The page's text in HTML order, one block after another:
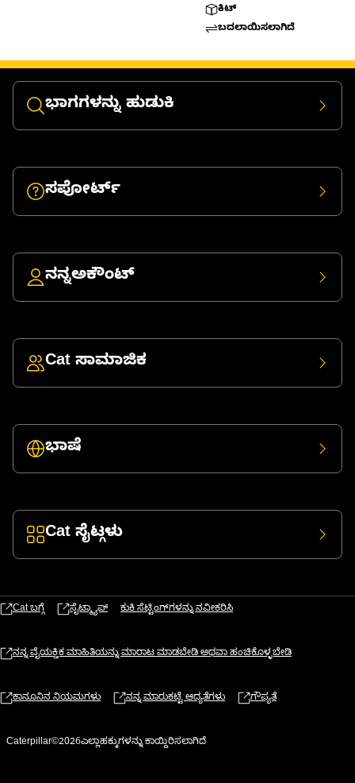
ಕಿಟ್
ಬದಲಾಯಿಸಲಾಗಿದೆ
ಭಾಗಗಳನ್ನು ಹುಡುಕಿ
ಸಪೋರ್ಟ್
ನನ್ನಅಕೌಂಟ್
Cat ಸಾಮಾಜಿಕ
ಭಾಷೆ
Cat ಸೈಟ್ಗಳು
Cat ಬಗ್ಗೆ ಸೈಟ್ಮ್ಯಾಪ್ ಕುಕಿ ಸೆಟ್ಟಿಂಗ್‌ಗಳನ್ನು ನವೀಕರಿಸಿ
ನನ್ನ ವೈಯಕ್ತಿಕ ಮಾಹಿತಿಯನ್ನು ಮಾರಾಟ ಮಾಡಬೇಡಿ ಅಥವಾ ಹಂಚಿಕೊಳ್ಳಬೇಡಿ
ಕಾನೂನಿನ ನಿಯಮಗಳು ನನ್ನ ಮಾರುಕಟ್ಟೆ ಆದ್ಯತೆಗಳು ಗೌಪ್ಯತೆ
Caterpillar©2026ಎಲ್ಲಾಹಕ್ಕುಗಳನ್ನು ಕಾಯ್ದಿರಿಸಲಾಗಿದೆ